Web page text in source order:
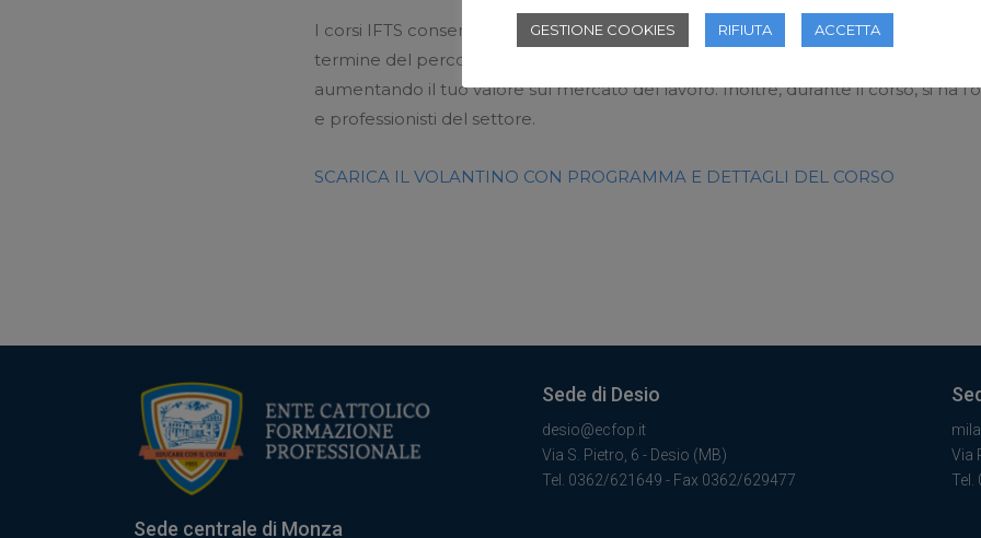
I corsi IFTS consentono di acquisire competenze specifiche e di alta qualità
termine del percorso si ottiene una certificazione riconosciuta a livello
aumentando il tuo valore sul mercato del lavoro. Inoltre, durante il corso, si ha
e professionisti del settore.
SCARICA IL VOLANTINO CON PROGRAMMA E DETTAGLI DEL CORSO
Sede centrale di Monza
Sede di Desio
desio@ecfop.it
Via S. Pietro, 6 - Desio (MB)
Tel. 0362/621649 - Fax 0362/629477
Via
GESTIONE COOKIES RIFIUTA ACCETTA